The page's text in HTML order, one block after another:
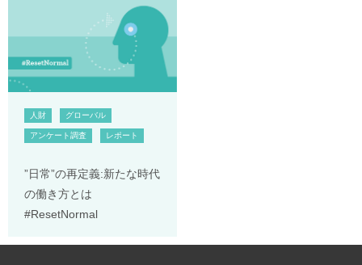
人財 グローバル
アンケート調査 レポート
”日常”の再定義:新たな時代
の働き方とは
#ResetNormal